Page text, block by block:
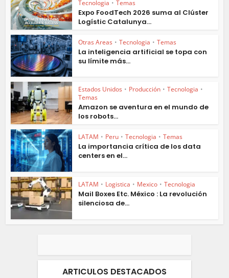
Tecnologia • Temas
Expo FoodTech 2026 suma al Clúster
Logístic Catalunya...
Otras Areas • Tecnologia • Temas
La inteligencia artificial se topa con
su límite más...
Estados Unidos • Producción • Tecnologia •
Temas
Amazon se aventura en el mundo de
los robots...
LATAM • Peru • Tecnologia • Temas
La importancia crítica de los data
centers en el...
LATAM • Logistica • Mexico • Tecnologia
Mail Boxes Etc. México : La revolución
silenciosa de...
ARTICULOS DESTACADOS